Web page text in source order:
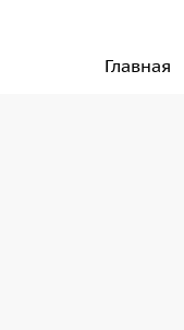
Главная